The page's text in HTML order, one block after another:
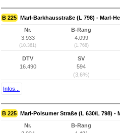
B 225 Marl-Barkhausstraße (L 798) - Marl-
Nr.
3.933
(10.361)
B-Rang
4.099
(1.768)
DTV
16.490
SV
594
(3,6%)
Infos...
B 225 Marl-Polsumer Straße (L 630/L 798) -
Nr.
B-Rang